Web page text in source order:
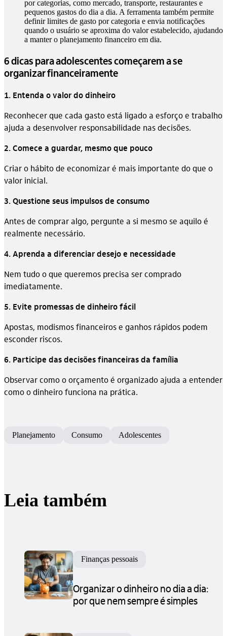
por categorias, como mercado, transporte, restaurantes e
pequenos gastos do dia a dia. A ferramenta também permite
definir limites de gasto por categoria e envia notificações
quando o usuário se aproxima do valor estabelecido, ajudando
a manter o planejamento financeiro em dia.
6 dicas para adolescentes começarem a se
organizar financeiramente
1. Entenda o valor do dinheiro
Reconhecer que cada gasto está ligado a esforço e trabalho
ajuda a desenvolver responsabilidade nas decisões.
2. Comece a guardar, mesmo que pouco
Criar o hábito de economizar é mais importante do que o
valor inicial.
3. Questione seus impulsos de consumo
Antes de comprar algo, pergunte a si mesmo se aquilo é
realmente necessário.
4. Aprenda a diferenciar desejo e necessidade
Nem tudo o que queremos precisa ser comprado
imediatamente.
5. Evite promessas de dinheiro fácil
Apostas, modismos financeiros e ganhos rápidos podem
esconder riscos.
6. Participe das decisões financeiras da família
Observar como o orçamento é organizado ajuda a entender
como o dinheiro funciona na prática.
Planejamento Consumo Adolescentes
Leia também
Finanças pessoais
Organizar o dinheiro no dia a dia:
por que nem sempre é simples